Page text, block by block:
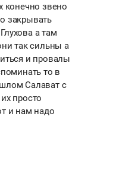
конечно звено
закрывать
а там
так сильны а
и провалы
то в
Салават с
просто
и нам надо